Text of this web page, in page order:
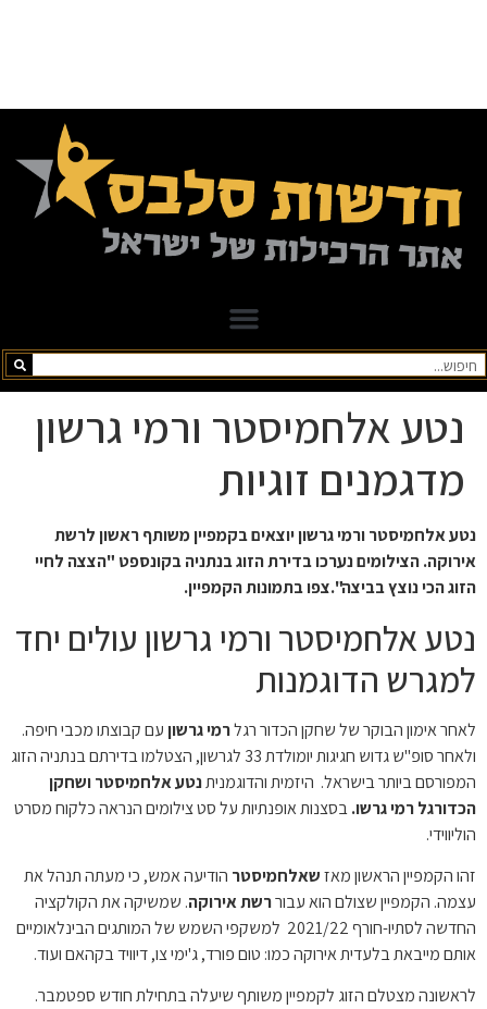
נטע אלחמיסטר ורמי גרשון
מדגמנים זוגיות
נטע אלחמיסטר ורמי גרשון יוצאים בקמפיין משותף ראשון לרשת
אירוקה.הצילומים נערכו בדירת הזוג בנתניהבקונספט "הצצה לחיי
הזוג הכי נוצץ בביצה".צפו בתמונות הקמפיין.
נטע אלחמיסטר ורמי גרשון עולים יחד
למגרש הדוגמנות
לאחר אימון הבוקר של שחקן הכדור רגלרמי גרשוןעם קבוצתו מכבי חיפה.
ולאחר סופ"ש גדוש חגיגות יומולדת 33 לגרשון, הצטלמו בדירתם בנתניה הזוג
המפורסם ביותר בישראל. היזמית והדוגמניתנטע אלחמיסטר ושחקן
הכדורגל רמי גרשו.בסצנות אופנתיות על סט צילומים הנראה כלקוח מסרט
הוליווידי.
זהו הקמפיין הראשון מאזשאלחמיסטר הודיעה אמש, כי מעתה תנהל את
עצמה. הקמפיין שצולם הוא עבוררשת אירוקה. שמשיקה את הקולקציה
החדשה לסתיו-חורף 2021/22 למשקפי השמש של המותגים הבינלאומיים
אותם מייבאת בלעדית אירוקה כמו: טום פורד, ג'ימי צו, דיוויד בקהאם ועוד.
לראשונה מצטלם הזוג לקמפיין משותף שיעלה בתחילת חודש ספטמבר.